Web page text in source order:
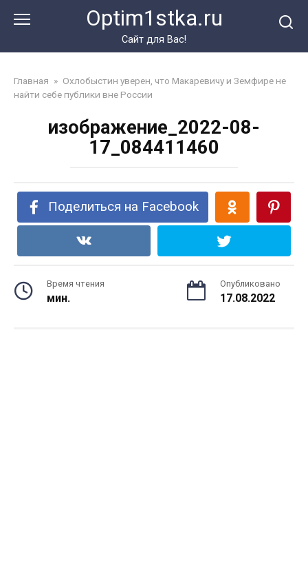
Optim1stka.ru
Сайт для Вас!
Главная » Охлобыстин уверен, что Макаревичу и Земфире не
найти себе публики вне России
изображение_2022-08-
17_084411460
Поделиться на Facebook
Время чтения
мин.
Опубликовано
17.08.2022